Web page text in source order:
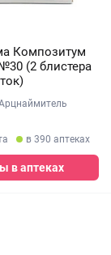
Композитум
(2 блистера
в 390 аптеках
в аптеках